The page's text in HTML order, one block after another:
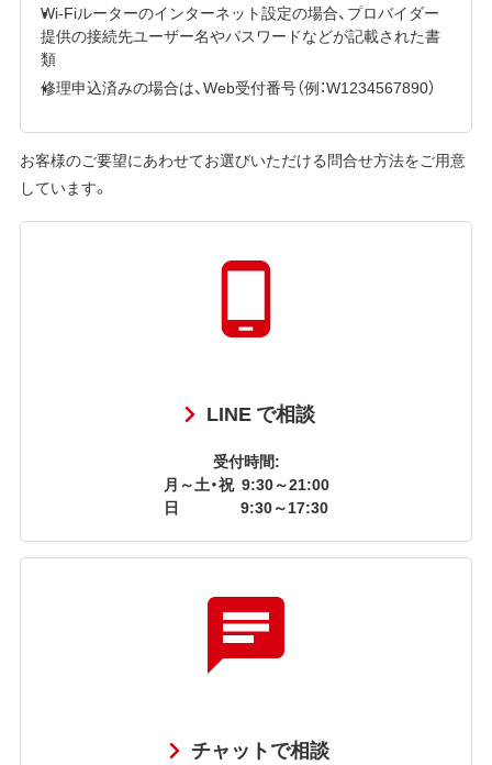
Wi-Fiルーターのインターネット設定の場合、プロバイダー
提供の接続先ユーザー名やパスワードなどが記載された書
類
修理申込済みの場合は、Web受付番号（例：W1234567890）
お客様のご要望にあわせてお選びいただける問合せ方法をご用意
しています。
LINE で相談
受付時間:
月～土・祝 9:30～21:00
日
9:30～17:30
チャットで相談